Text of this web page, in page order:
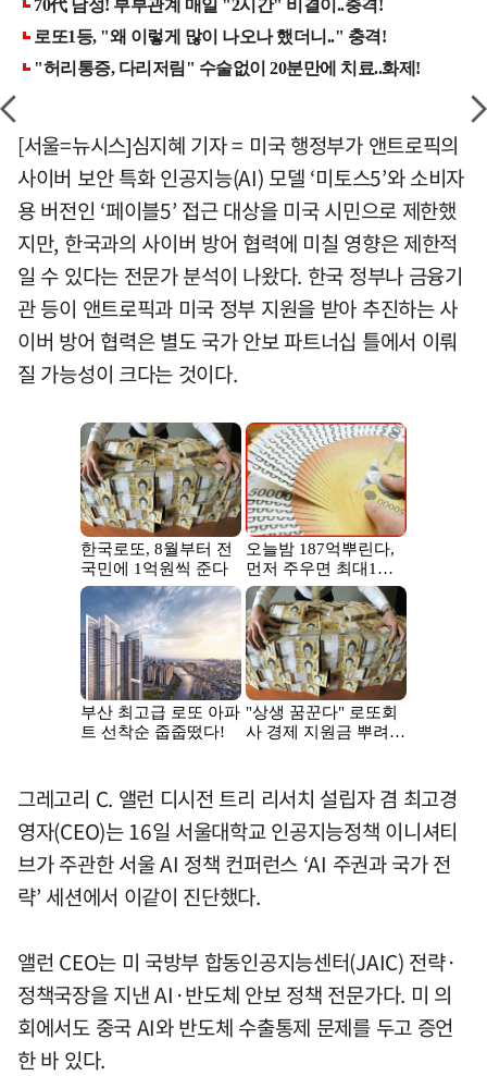
[서울=뉴시스]심지혜 기자 = 미국 행정부가 앤트로픽의
사이버 보안 특화 인공지능(AI) 모델 ‘미토스5’와 소비자
용 버전인 ‘페이블5’ 접근 대상을 미국 시민으로 제한했
지만, 한국과의 사이버 방어 협력에 미칠 영향은 제한적
일 수 있다는 전문가 분석이 나왔다. 한국 정부나 금융기
관 등이 앤트로픽과 미국 정부 지원을 받아 추진하는 사
이버 방어 협력은 별도 국가 안보 파트너십 틀에서 이뤄
질 가능성이 크다는 것이다.
그레고리 C. 앨런 디시전 트리 리서치 설립자 겸 최고경
영자(CEO)는 16일 서울대학교 인공지능정책 이니셔티
브가 주관한 서울 AI 정책 컨퍼런스 ‘AI 주권과 국가 전
략’ 세션에서 이같이 진단했다.
앨런 CEO는 미 국방부 합동인공지능센터(JAIC) 전략·
정책국장을 지낸 AI·반도체 안보 정책 전문가다. 미 의
회에서도 중국 AI와 반도체 수출통제 문제를 두고 증언
한 바 있다.